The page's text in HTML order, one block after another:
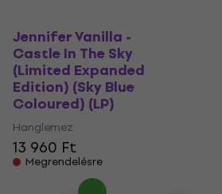
Jennifer Vanilla -
Castle In The Sky
(Limited Expanded
Edition) (Sky Blue
Coloured) (LP)
Hanglemez
13 960 Ft
Megrendelésre